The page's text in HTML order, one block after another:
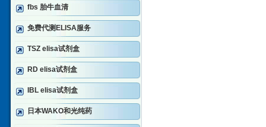
fbs 胎牛血清
免费代测ELISA服务
TSZ elisa试剂盒
RD elisa试剂盒
IBL elisa试剂盒
日本WAKO和光纯药